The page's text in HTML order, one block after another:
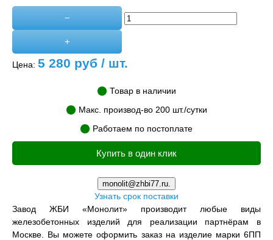
−
+
Цена: 5 280 руб / шт.
Товар в наличии
Макс. производ-во 200 шт./сутки
Работаем по постоплате
Купить в один клик
monolit@zhbi77.ru.
Узнать срок поставки
Завод ЖБИ «Монолит» производит любые виды
железобетонных изделий для реализации партнёрам в
Москве. Вы можете оформить заказ на изделие марки 6ПП